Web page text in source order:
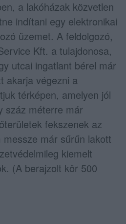
a lakóházak közvetlen
indítani egy elektronikai
üzemet. A feldolgozó,
Kft. a tulajdonosa,
utcai ingatlant bérel már
akarja végezni a
térképen, amelyen jól
száz méterre már
fekszenek az
már sűrűn lakott
kiemelt
(A berajzolt kör 500